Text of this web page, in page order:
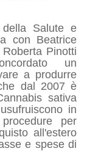
Salute e
con Beatrice
Pinotti
un
a produrre
dal 2007 è
sativa
in
per
all'estero
e spese di